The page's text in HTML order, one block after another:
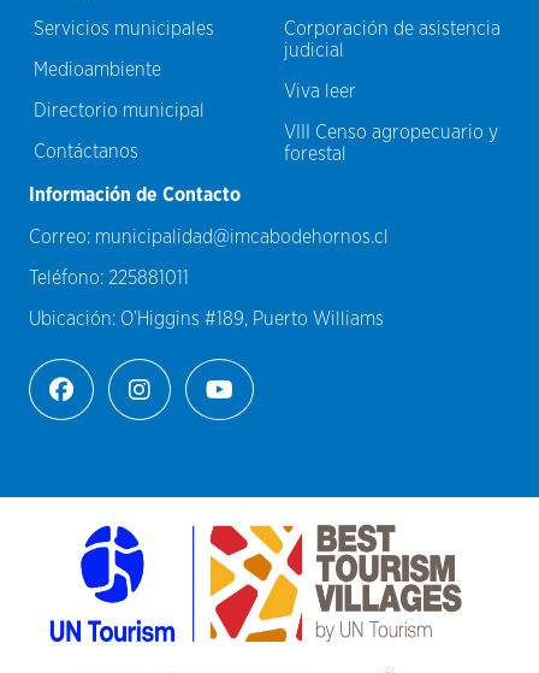
Servicios municipales
Medioambiente
Directorio municipal
Contáctanos
Corporación de asistencia
judicial
Viva leer
VIII Censo agropecuario y
forestal
Información de Contacto
Correo: municipalidad@imcabodehornos.cl
Teléfono: 225881011
Ubicación: O’Higgins #189, Puerto Williams